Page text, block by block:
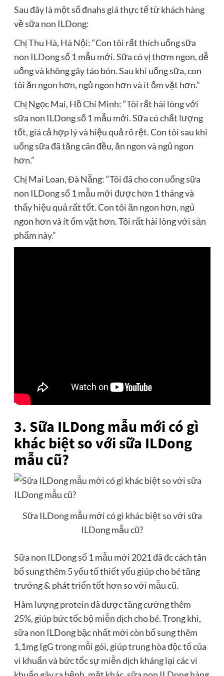
Sau đây là một số đnahs giá thực tế từ khách hàng
về sữa non ILDong:
Chị Thu Hà, Hà Nội: “Con tôi rất thích uống sữa
non ILDong số 1 mẫu mới. Sữa có vị thơm ngon, dễ
uống và không gây táo bón. Sau khi uống sữa, con
tôi ăn ngon hơn, ngủ ngon hơn và ít ốm vặt hơn.”
Chị Ngọc Mai, Hồ Chí Minh: “Tôi rất hài lòng với
sữa non ILDong số 1 mẫu mới. Sữa có chất lượng
tốt, giá cả hợp lý và hiệu quả rõ rệt. Con tôi sau khi
uống sữa đã tăng cân đều, ăn ngon và ngủ ngon
hơn.”
Chị Mai Loan, Đà Nẵng: “Tôi đã cho con uống sữa
non ILDong số 1 mẫu mới được hơn 1 tháng và
thấy hiệu quả rất tốt. Con tôi ăn ngon hơn, ngủ
ngon hơn và ít ốm vặt hơn. Tôi rất hài lòng với sản
phẩm này.”
3. Sữa ILDong mẫu mới có gì
khác biệt so với sữa ILDong
mẫu cũ?
Sữa ILDong mẫu mới có gì khác biệt so với sữa
ILDong mẫu cũ?
Sữa non ILDong số 1 mẫu mới 2021 đã đc cách tân
bổ sung thêm 5 yếu tố thiết yếu giúp cho bé tăng
trưởng & phát triển tốt hơn so với mẫu cũ.
Hàm lượng protein đã được tăng cường thêm
25%, giúp bức tốc bộ miễn dịch cho bé. Trong khi,
sữa non ILDong bậc nhất mới còn bổ sung thêm
1,1mg IgG trong mỗi gói, giúp trung hòa độc tố của
vi khuẩn và bức tốc sự miễn dịch kháng lại các vi